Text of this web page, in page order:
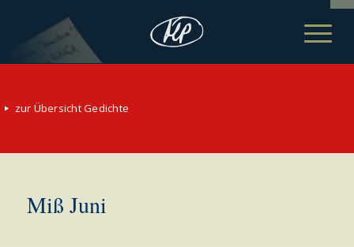
zur Übersicht Gedichte
Miß Juni